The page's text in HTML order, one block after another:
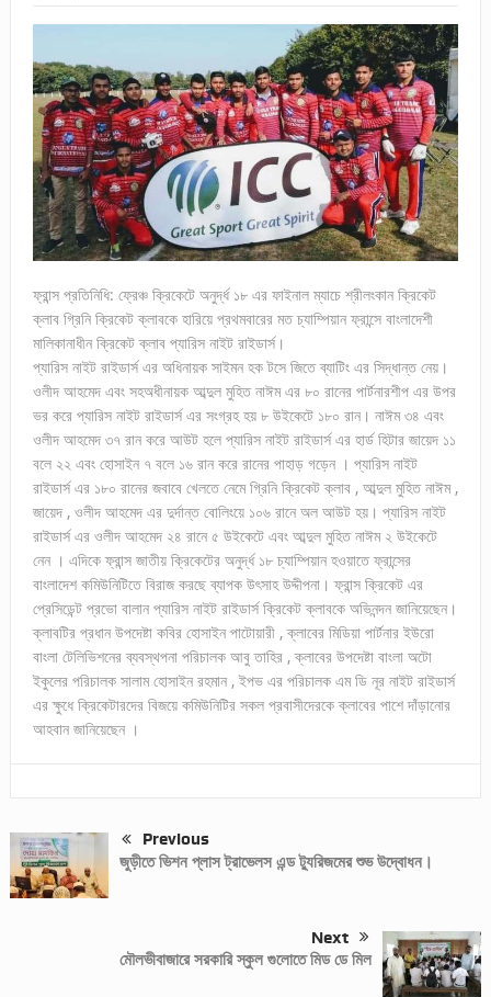
ফ্রান্স প্রতিনিধি: ফ্রেঞ্চ ক্রিকেটে অনুর্দ্ধ ১৮ এর ফাইনাল ম্যাচে শ্রীলংকান ক্রিকেট
ক্লাব গ্রিনি ক্রিকেট ক্লাবকে হারিয়ে প্রথমবারের মত চ্যাম্পিয়ান ফ্রান্সে বাংলাদেশী
মালিকানাধীন ক্রিকেট ক্লাব প্যারিস নাইট রাইডার্স।
প্যারিস নাইট রাইডার্স এর অধিনায়ক সাইমন হক টসে জিতে ব্যাটিং এর সিদ্ধান্ত নেয়।
ওলীদ আহমেদ এবং সহঅধীনায়ক আব্দুল মুহিত নাঈম এর ৮০ রানের পার্টনারশীপ এর উপর
ভর করে প্যারিস নাইট রাইডার্স এর সংগ্রহ হয় ৮ উইকেটে ১৮০ রান। নাঈম ৩৪ এবং
ওলীদ আহমেদ ৩৭ রান করে আউট হলে প্যারিস নাইট রাইডার্স এর হার্ড হিটার জায়েদ ১১
বলে ২২ এবং হোসাইন ৭ বলে ১৬ রান করে রানের পাহাড় গড়েন । প্যারিস নাইট
রাইডার্স এর ১৮০ রানের জবাবে খেলতে নেমে গ্রিনি ক্রিকেট ক্লাব , আব্দুল মুহিত নাঈম ,
জায়েদ , ওলীদ আহমেদ এর দুর্দান্ত বোলিংয়ে ১০৬ রানে অল আউট হয়। প্যারিস নাইট
রাইডার্স এর ওলীদ আহমেদ ২৪ রানে ৫ উইকেটে এবং আব্দুল মুহিত নাঈম ২ উইকেটে
নেন । এদিকে ফ্রান্স জাতীয় ক্রিকেটের অনুর্দ্ধ ১৮ চ্যাম্পিয়ান হওয়াতে ফ্রান্সের
বাংলাদেশ কমিউনিটিতে বিরাজ করছে ব্যাপক উৎসাহ উদ্দীপনা। ফ্রান্স ক্রিকেট এর
প্রেসিডেন্ট প্রভো বালান প্যারিস নাইট রাইডার্স ক্রিকেট ক্লাবকে অভিনন্দন জানিয়েছেন।
ক্লাবটির প্রধান উপদেষ্টা কবির হোসাইন পাটোয়ারী , ক্লাবের মিডিয়া পার্টনার ইউরো
বাংলা টেলিভিশনের ব্যবস্থপনা পরিচালক আবু তাহির , ক্লাবের উপদেষ্টা বাংলা অটো
ইকুলের পরিচালক সালাম হোসাইন রহমান , ইপভ এর পরিচালক এম ডি নূর নাইট রাইডার্স
এর ক্ষুধে ক্রিকেটারদের বিজয়ে কমিউনিটির সকল প্রবাসীদেরকে ক্লাবের পাশে দাঁড়ানোর
আহবান জানিয়েছেন ।
Previous
জুড়ীতে ভিশন প্লাস ট্রাভেলস এন্ড ট্যুরিজমের শুভ উদ্বোধন।
Next
মৌলভীবাজারে সরকারি স্কুল গুলোতে মিড ডে মিল